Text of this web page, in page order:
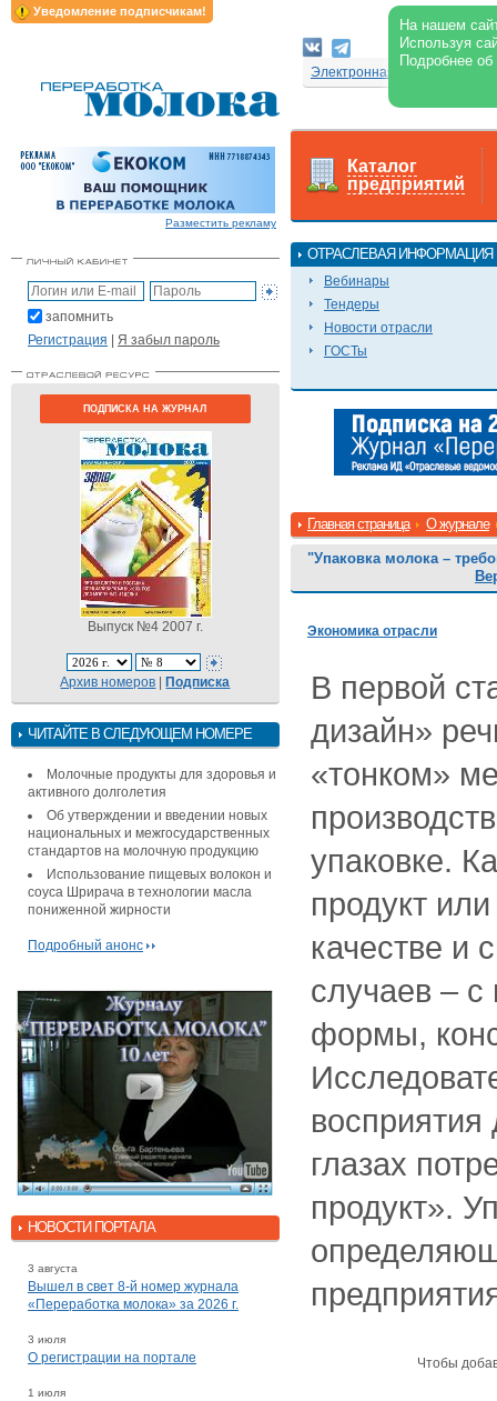
Уведомление подписчикам!
На нашем
Используя
Подробнее
Электронная версия
Разместить рекламу
запомнить
Регистрация | Я забыл пароль
ПОДПИСКА НА ЖУРНАЛ
Выпуск №4 2007 г.
Архив номеров |Подписка
ЧИТАЙТЕ В СЛЕДУЮЩЕМ НОМЕРЕ
Молочные продукты для здоровья и
активного долголетия
Об утверждении и введении новых
национальных и межгосударственных
стандартов на молочную продукцию
Использование пищевых волокон и
соуса Шрирача в технологии масла
пониженной жирности
Подробный анонс
НОВОСТИ ПОРТАЛА
3 августа
Вышел в свет 8-й номер журнала
«Переработка молока» за 2026 г.
3 июля
О регистрации на портале
1 июля
Каталог
предприятий
ОТРАСЛЕВАЯ ИНФОРМАЦИЯ
Вебинары
Тендеры
Новости отрасли
ГОСТы
Главная страница О журнале
"Упаковка молока –
Экономика отрасли
В первой
дизайн»
«тонком»
упаковке.
продукт
качестве и
случаев –
формы,
восприятия
глазах
продукт».
Чтобы